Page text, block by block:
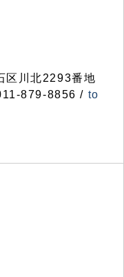
川北2293番地
879-8856 / to